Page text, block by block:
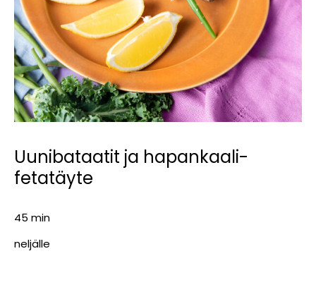
Uunibataatit ja hapankaali-
fetatäyte
45 min
neljälle